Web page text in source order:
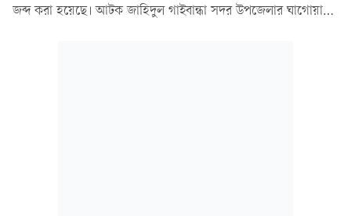
জব্দ করা হয়েছে। আটক জাহিদুল গাইবান্ধা সদর উপজেলার ঘাগোয়া